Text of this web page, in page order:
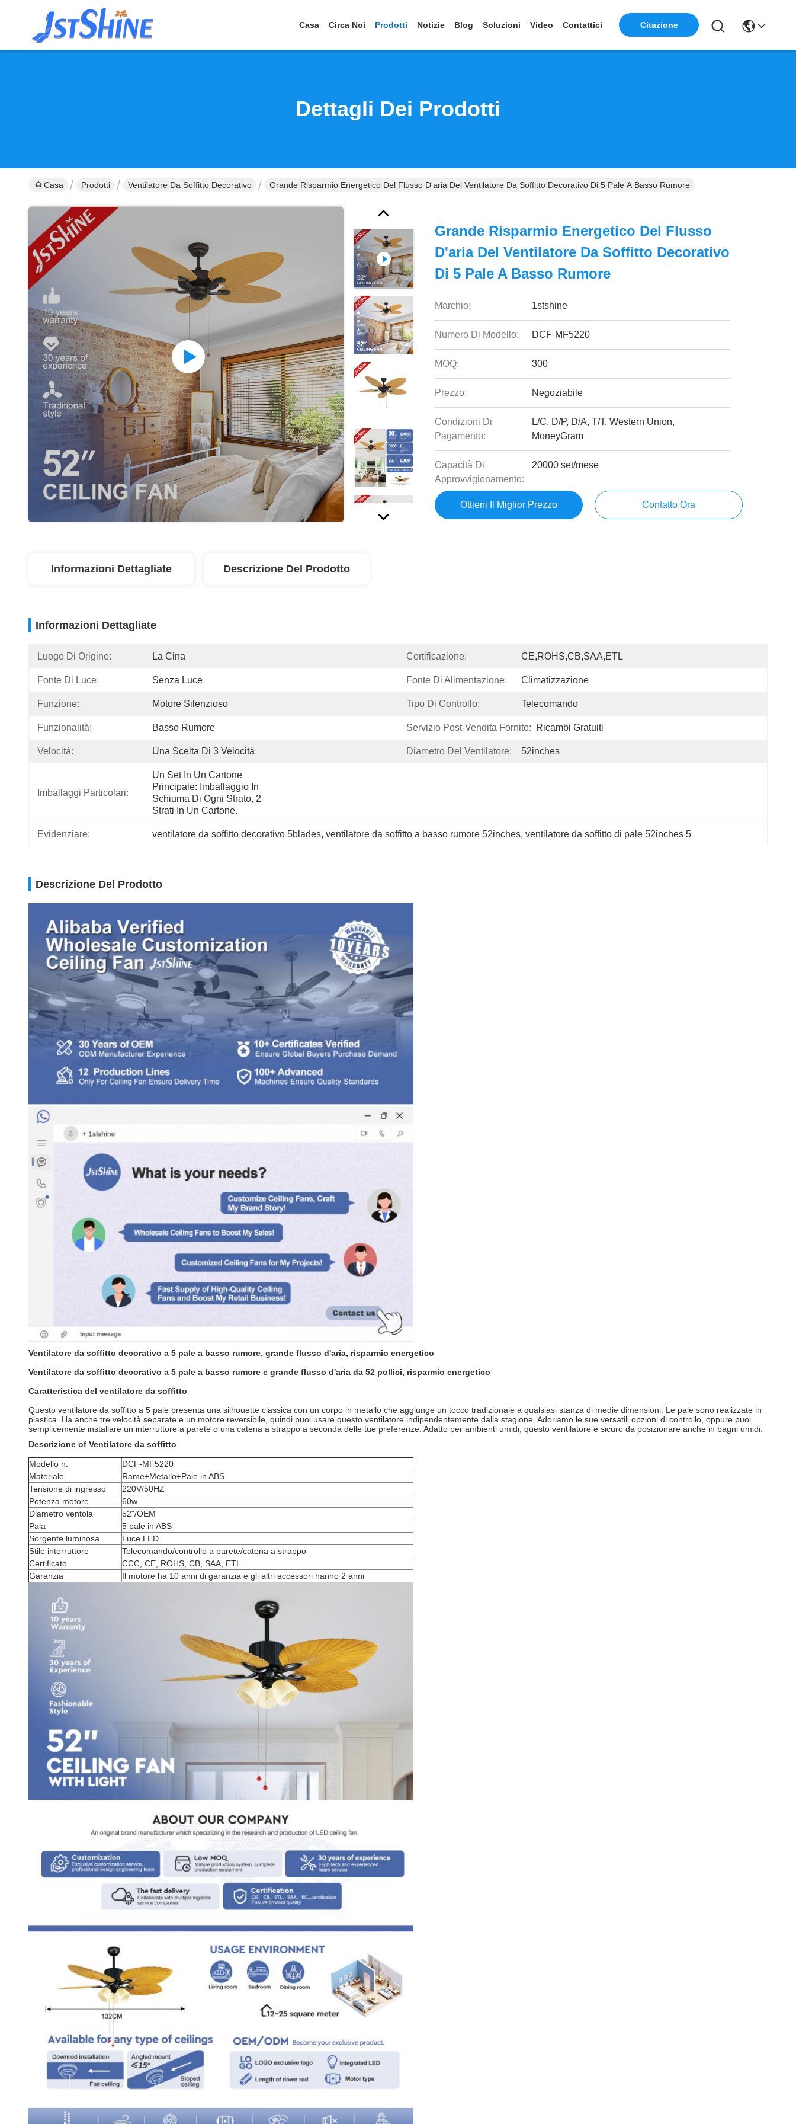
Casa Circa Noi Prodotti Notizie Blog Soluzioni Video Contattici Citazione
Dettagli Dei Prodotti
Casa Prodotti Ventilatore Da Soffitto Decorativo Grande Risparmio Energetico Del Flusso D'aria Del Ventilatore Da Soffitto Decorativo Di 5 Pale A Basso Rumore
Grande Risparmio Energetico Del Flusso
D'aria Del Ventilatore Da Soffitto Decorativo
Di 5 Pale A Basso Rumore
Marchio: 1stshine
Numero Di Modello: DCF-MF5220
MOQ: 300
Prezzo: Negoziabile
Condizioni Di
Pagamento:
L/C, D/P, D/A, T/T, Western Union,
MoneyGram
Capacità Di
Approvvigionamento:
20000 set/mese
Ottieni Il Miglior Prezzo Contatto Ora
Informazioni Dettagliate Descrizione Del Prodotto
Informazioni Dettagliate
Luogo Di Origine: La Cina Certificazione: CE,ROHS,CB,SAA,ETL
Fonte Di Luce: Senza Luce Fonte Di Alimentazione: Climatizzazione
Funzione: Motore Silenzioso Tipo Di Controllo: Telecomando
Funzionalità: Basso Rumore Servizio Post-Vendita Fornito: Ricambi Gratuiti
Velocità: Una Scelta Di 3 Velocità Diametro Del Ventilatore: 52inches
Imballaggi Particolari:
Un Set In Un Cartone
Principale: Imballaggio In
Schiuma Di Ogni Strato, 2
Strati In Un Cartone.
Evidenziare: ventilatore da soffitto decorativo 5blades, ventilatore da soffitto a basso rumore 52inches, ventilatore da soffitto di pale 52inches 5
Descrizione Del Prodotto
Ventilatore da soffitto decorativo a 5 pale a basso rumore, grande flusso d'aria, risparmio energetico
Ventilatore da soffitto decorativo a 5 pale a basso rumore e grande flusso d'aria da 52 pollici, risparmio energetico
Caratteristica del ventilatore da soffitto
Questo ventilatore da soffitto a 5 pale presenta una silhouette classica con un corpo in metallo che aggiunge un tocco tradizionale a qualsiasi stanza di medie dimensioni. Le pale sono realizzate in
plastica. Ha anche tre velocità separate e un motore reversibile, quindi puoi usare questo ventilatore indipendentemente dalla stagione. Adoriamo le sue versatili opzioni di controllo, oppure puoi
semplicemente installare un interruttore a parete o una catena a strappo a seconda delle tue preferenze. Adatto per ambienti umidi, questo ventilatore è sicuro da posizionare anche in bagni umidi.
Descrizione of Ventilatore da soffitto
Modello n.
DCF-MF5220
Materiale
Rame+Metallo+Pale in ABS
Tensione di ingresso
220V/50HZ
Potenza motore
60w
Diametro ventola
52"/OEM
Pala
5 pale in ABS
Sorgente luminosa
Luce LED
Stile interruttore
Telecomando/controllo a parete/catena a strappo
Certificato
CCC, CE, ROHS, CB, SAA, ETL
Garanzia
Il motore ha 10 anni di garanzia e gli altri accessori hanno 2 anni